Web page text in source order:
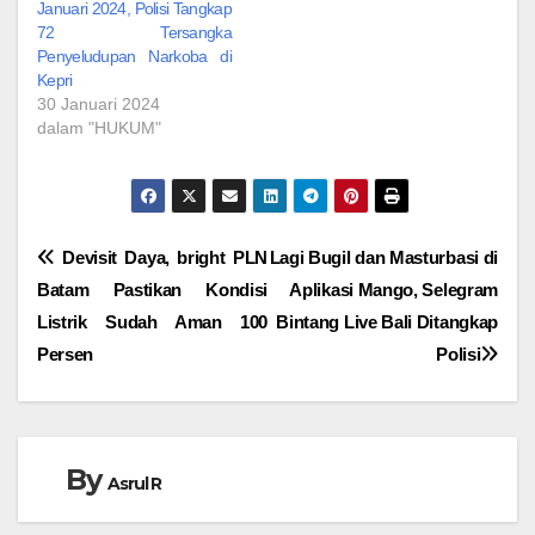
Januari 2024, Polisi Tangkap
72 Tersangka
Penyeludupan Narkoba di
Kepri
30 Januari 2024
dalam "HUKUM"
Navigasi
pos
Lagi Bugil dan Masturbasi di
Aplikasi Mango, Selegram
Bintang Live Bali Ditangkap
Polisi
Devisit Daya, bright PLN
Batam Pastikan Kondisi
Listrik Sudah Aman 100
Persen
ByAsrul R